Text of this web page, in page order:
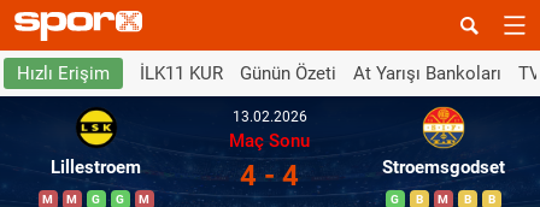
Hızlı Erişim İLK11 KUR Günün Özeti At Yarışı Bankoları
Lillestroem
M M G G M
13.02.2026
Maç Sonu
4 - 4 Stroemsgodset
G B M B B